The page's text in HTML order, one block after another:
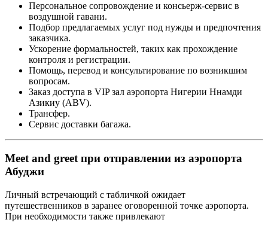
Персональное сопровождение и консьерж-сервис в
воздушной гавани.
Подбор предлагаемых услуг под нужды и предпочтения
заказчика.
Ускорение формальностей, таких как прохождение
контроля и регистрации.
Помощь, перевод и консультирование по возникшим
вопросам.
Заказ доступа в VIP зал аэропорта Нигерии Ннамди
Азикиу (ABV).
Трансфер.
Сервис доставки багажа.
Meet and greet при отправлении из аэропорта
Абуджи
Личный встречающий с табличкой ожидает
путешественников в заранее оговоренной точке аэропорта.
При необходимости также привлекают